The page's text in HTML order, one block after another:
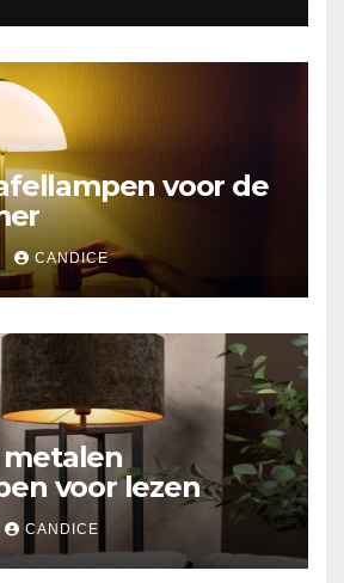
voor de
CANDICE
voor lezen
CANDICE